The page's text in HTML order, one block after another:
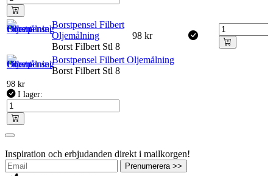
Borstpensel Filbert
Oljemålning
Borst Filbert Stl 8
98 kr
Borstpensel Filbert Oljemålning
Borst Filbert Stl 8
98 kr
I lager:
Inspiration och erbjudanden direkt i mailkorgen!
Prenumerera >>